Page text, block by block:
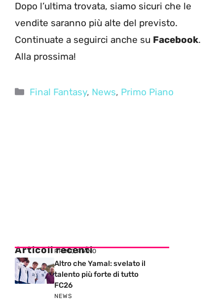
Dopo l’ultima trovata, siamo sicuri che le
vendite saranno più alte del previsto.
Continuate a seguirci anche su Facebook.
Alla prossima!
Categorie
Final Fantasy, News, Primo Piano
Articoli recenti
PRIMO PIANO
Altro che Yamal: svelato il
talento più forte di tutto
FC26
NEWS